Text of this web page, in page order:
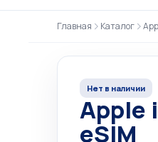
Главная Каталог
Нет в наличии
Apple
eSIM